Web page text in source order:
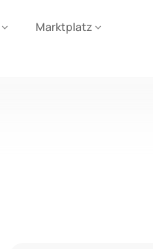
Marktplatz